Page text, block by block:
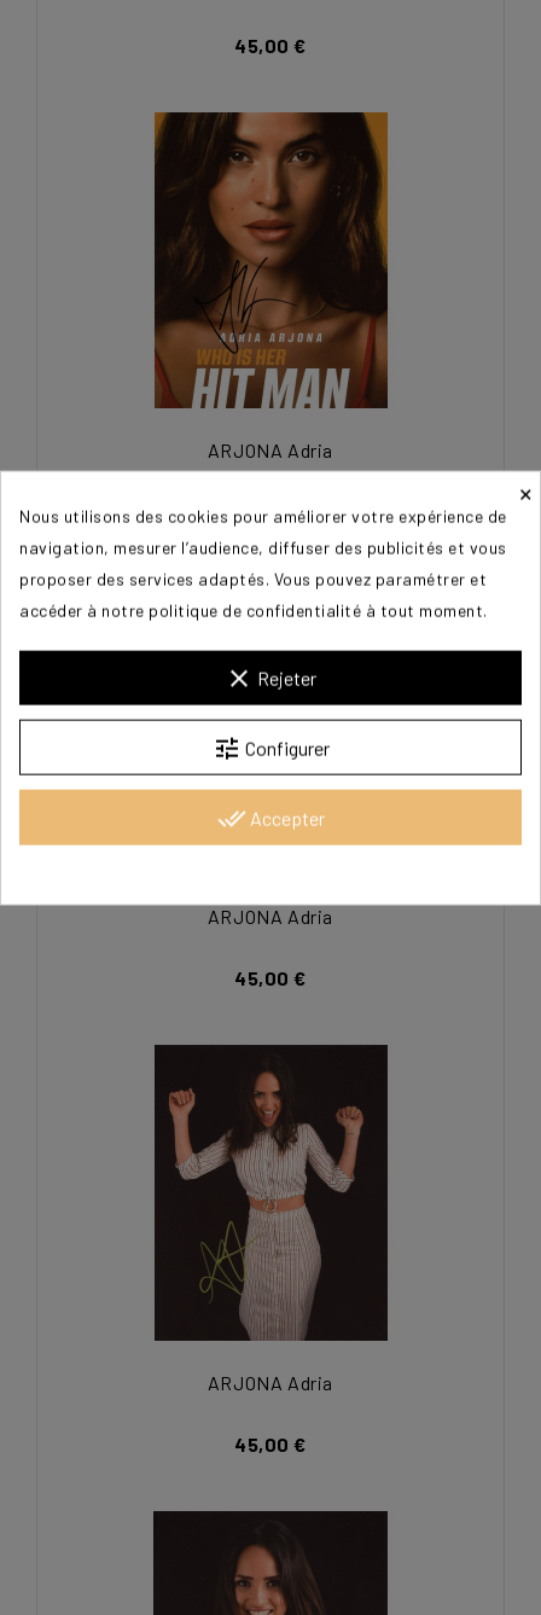
45,00 €
ARJONA Adria
45,00 €
ARJONA Adria
45,00 €
ARJONA Adria
45,00 €
×
Nous utilisons des cookies pour améliorer votre expérience de
navigation, mesurer l’audience, diffuser des publicités et vous
proposer des services adaptés. Vous pouvez paramétrer et
accéder à notre politique de confidentialité à tout moment.
clear Rejeter
tune Configurer
done_all Accepter